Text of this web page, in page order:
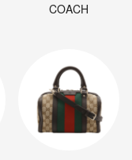
COACH